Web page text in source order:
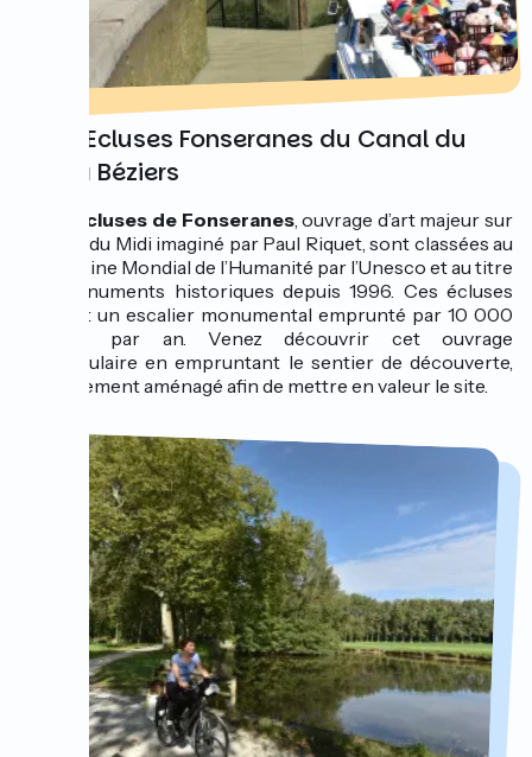
Les 9 Ecluses Fonseranes du Canal du
Midi à Béziers
Les 9 écluses de Fonseranes, ouvrage d’art majeur sur
le canal du Midi imaginé par Paul Riquet, sont classées au
Patrimoine Mondial de l’Humanité par l’Unesco et au titre
des monuments historiques depuis 1996. Ces écluses
forment un escalier monumental emprunté par 10 000
bateaux par an. Venez découvrir cet ouvrage
spectaculaire en empruntant le sentier de découverte,
nouvellement aménagé afin de mettre en valeur le site.